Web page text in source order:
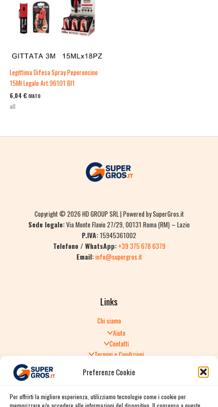
Preferenze Cookie
Per offrirti la migliore esperienza, utilizziamo tecnologie come i cookie per
memorizzare e/o accedere alle informazioni del dispositivo. Il consenso a queste
Legittima Difesa Spray Peperoncino
15Ml Legale Art.96101 Bl1
6,04 € IVATO
all
Copyright © 2026 HD GROUP SRL | Powered by SuperGros.it
Sede legale:Via Monte Flavio 27/29, 00131 Roma (RM) – Lazio
P.IVA:15945361002
Telefono / WhatsApp: +39 375 678 6379
Email:info@supergros.it
Links
Chi siamo
Aiuto
Contatti
Termini e Condizioni
Politica di Reso
Spedizione e consegna